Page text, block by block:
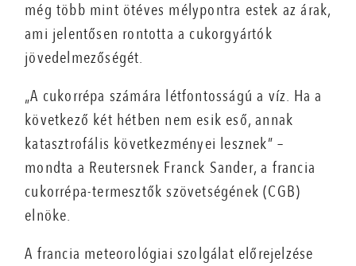
még több mint ötéves mélypontra estek az árak,
ami jelentősen rontotta a cukorgyártók
jövedelmezőségét.
„A cukorrépa számára létfontosságú a víz. Ha a
következő két hétben nem esik eső, annak
katasztrofális következményei lesznek” –
mondta a Reutersnek Franck Sander, a francia
cukorrépa-termesztők szövetségének (CGB)
elnöke.
A francia meteorológiai szolgálat előrejelzése